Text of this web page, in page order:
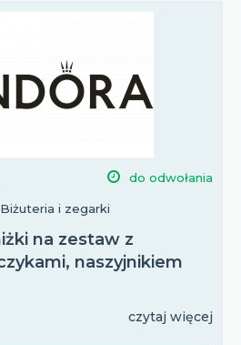
do odwołania
Biżuteria i zegarki
na zestaw z
naszyjnikiem
czytaj więcej